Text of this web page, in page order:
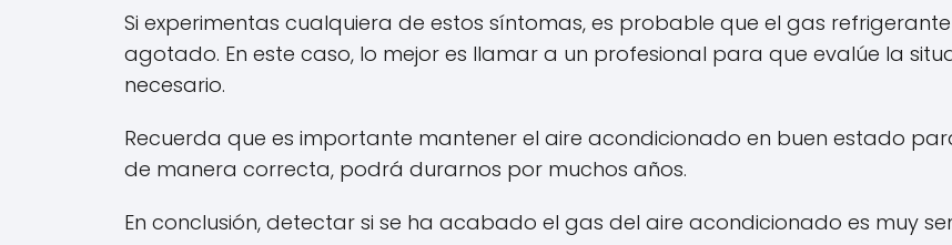
Si experimentas cualquiera de estos síntomas, es probable que el gas
agotado. En este caso, lo mejor es llamar a un profesional para que evalúe la
necesario.
Recuerda que es importante mantener el aire acondicionado en buen estado
de manera correcta, podrá durarnos por muchos años.
En conclusión, detectar si se ha acabado el gas del aire acondicionado es muy